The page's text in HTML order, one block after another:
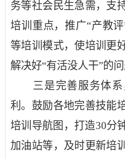
务等社会民生急需，支
培训重点，推广“产教
等培训模式，使培训更
解决好“有活没人干”的问
三是完善服务体系
利。鼓励各地完善技能
培训导航图，打造30分
加油站等，及时更新培